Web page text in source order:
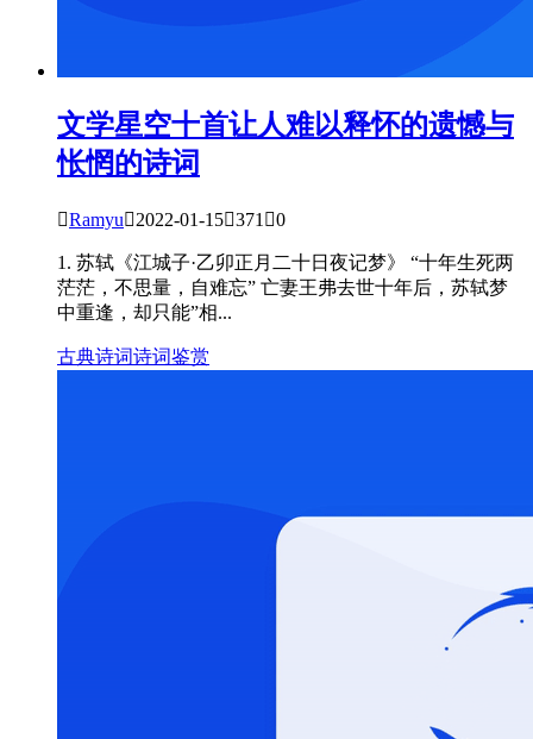
文学星空十首让人难以释怀的遗憾与
怅惘的诗词
Ramyu2022-01-15371 0
1. 苏轼《江城子·乙卯正月二十日夜记梦》 “十年生死两
茫茫，不思量，自难忘” 亡妻王弗去世十年后，苏轼梦
中重逢，却只能”相...
古典诗词诗词鉴赏